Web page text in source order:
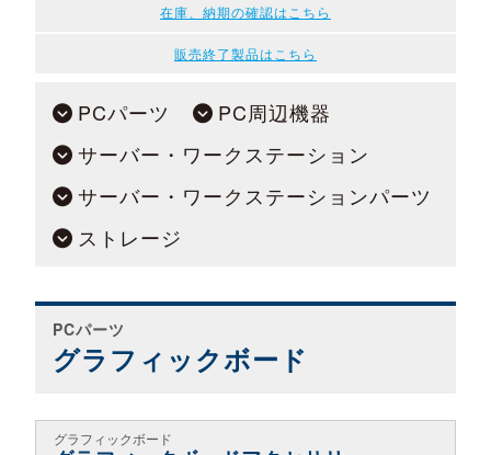
在庫、納期の確認はこちら
販売終了製品はこちら
PCパーツ
PC周辺機器
サーバー・ワークステーション
サーバー・ワークステーションパーツ
ストレージ
PCパーツ
グラフィックボード
グラフィックボード